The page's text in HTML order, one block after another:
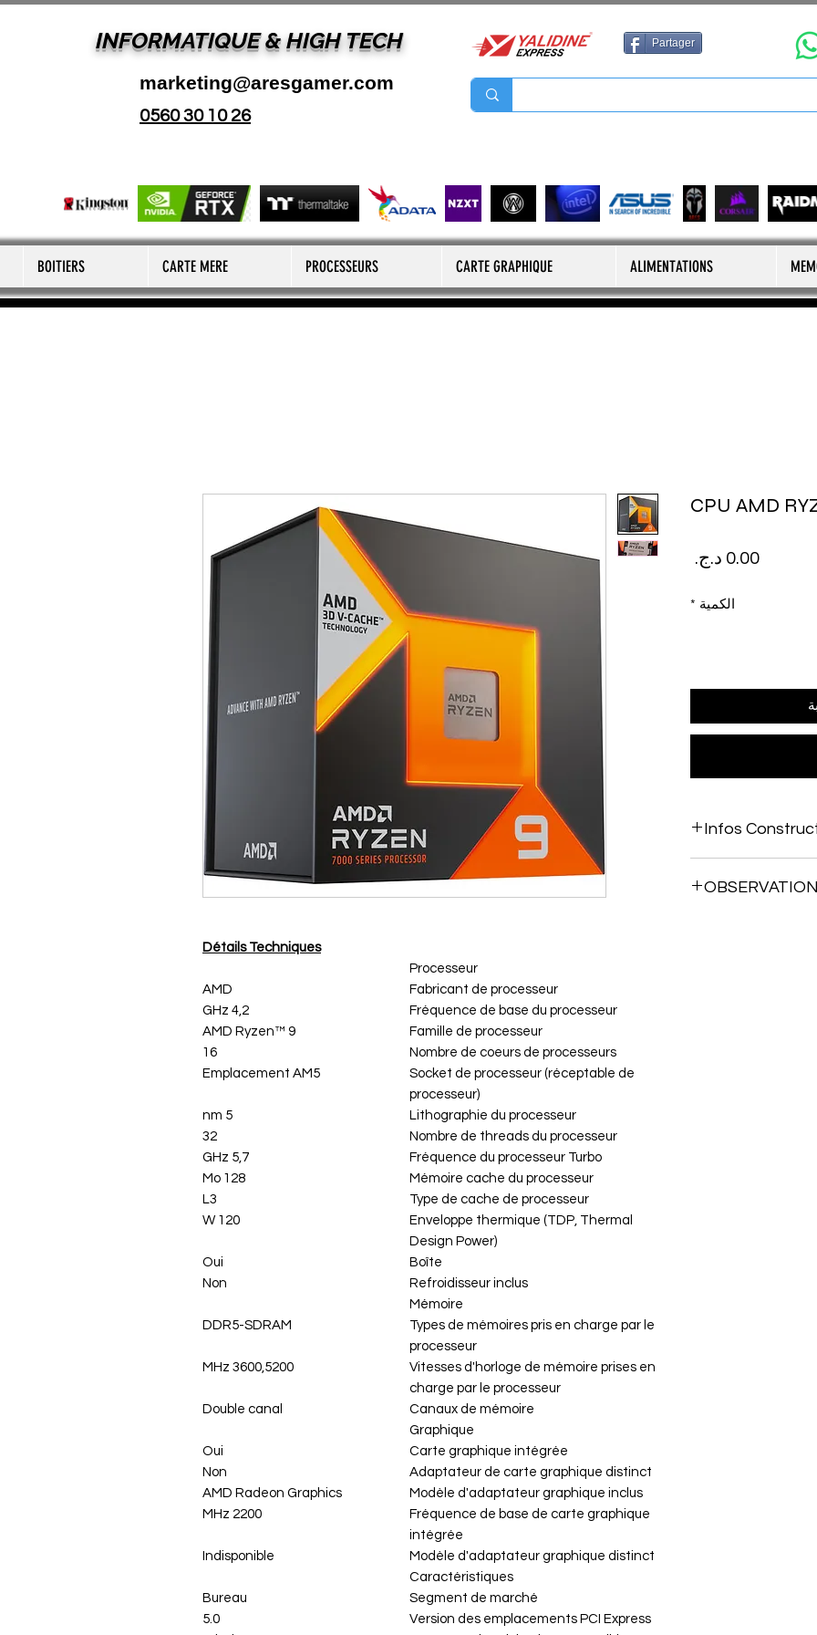
INFORMATIQUE & HIGH TECH
marketing@aresgamer.com
Partager
0560 30 10 26
BOITIERS CARTE MERE PROCESSEURS CARTE GRAPHIQUE ALIMENTATIONS
Détails Techniques
Processeur
Fabricant de processeur
AMD
Fréquence de base du processeur
4,2 GHz
Famille de processeur
AMD Ryzen™ 9
Nombre de coeurs de processeurs
16
Socket de processeur (réceptable de
processeur)
Emplacement AM5
Lithographie du processeur
5 nm
Nombre de threads du processeur
32
Fréquence du processeur Turbo
5,7 GHz
Mémoire cache du processeur
128 Mo
Type de cache de processeur
L3
Enveloppe thermique (TDP, Thermal
Design Power)
120 W
Boîte
Oui
Refroidisseur inclus
Non
Mémoire
Types de mémoires pris en charge par le
processeur
DDR5-SDRAM
Vitesses d'horloge de mémoire prises en
charge par le processeur
3600,5200 MHz
Canaux de mémoire
Double canal
Graphique
Carte graphique intégrée
Oui
Adaptateur de carte graphique distinct
Non
Modèle d'adaptateur graphique inclus
AMD Radeon Graphics
Fréquence de base de carte graphique
intégrée
2200 MHz
Modèle d'adaptateur graphique distinct
Indisponible
Caractéristiques
Segment de marché
Bureau
Version des emplacements PCI Express
5.0
CPU AMD
السعر
الكمية *
Infos
tops/ryzen/7000-
OBSERVATION